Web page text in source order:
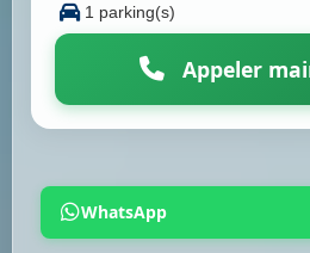
1 parking(s)
Appeler
WhatsApp